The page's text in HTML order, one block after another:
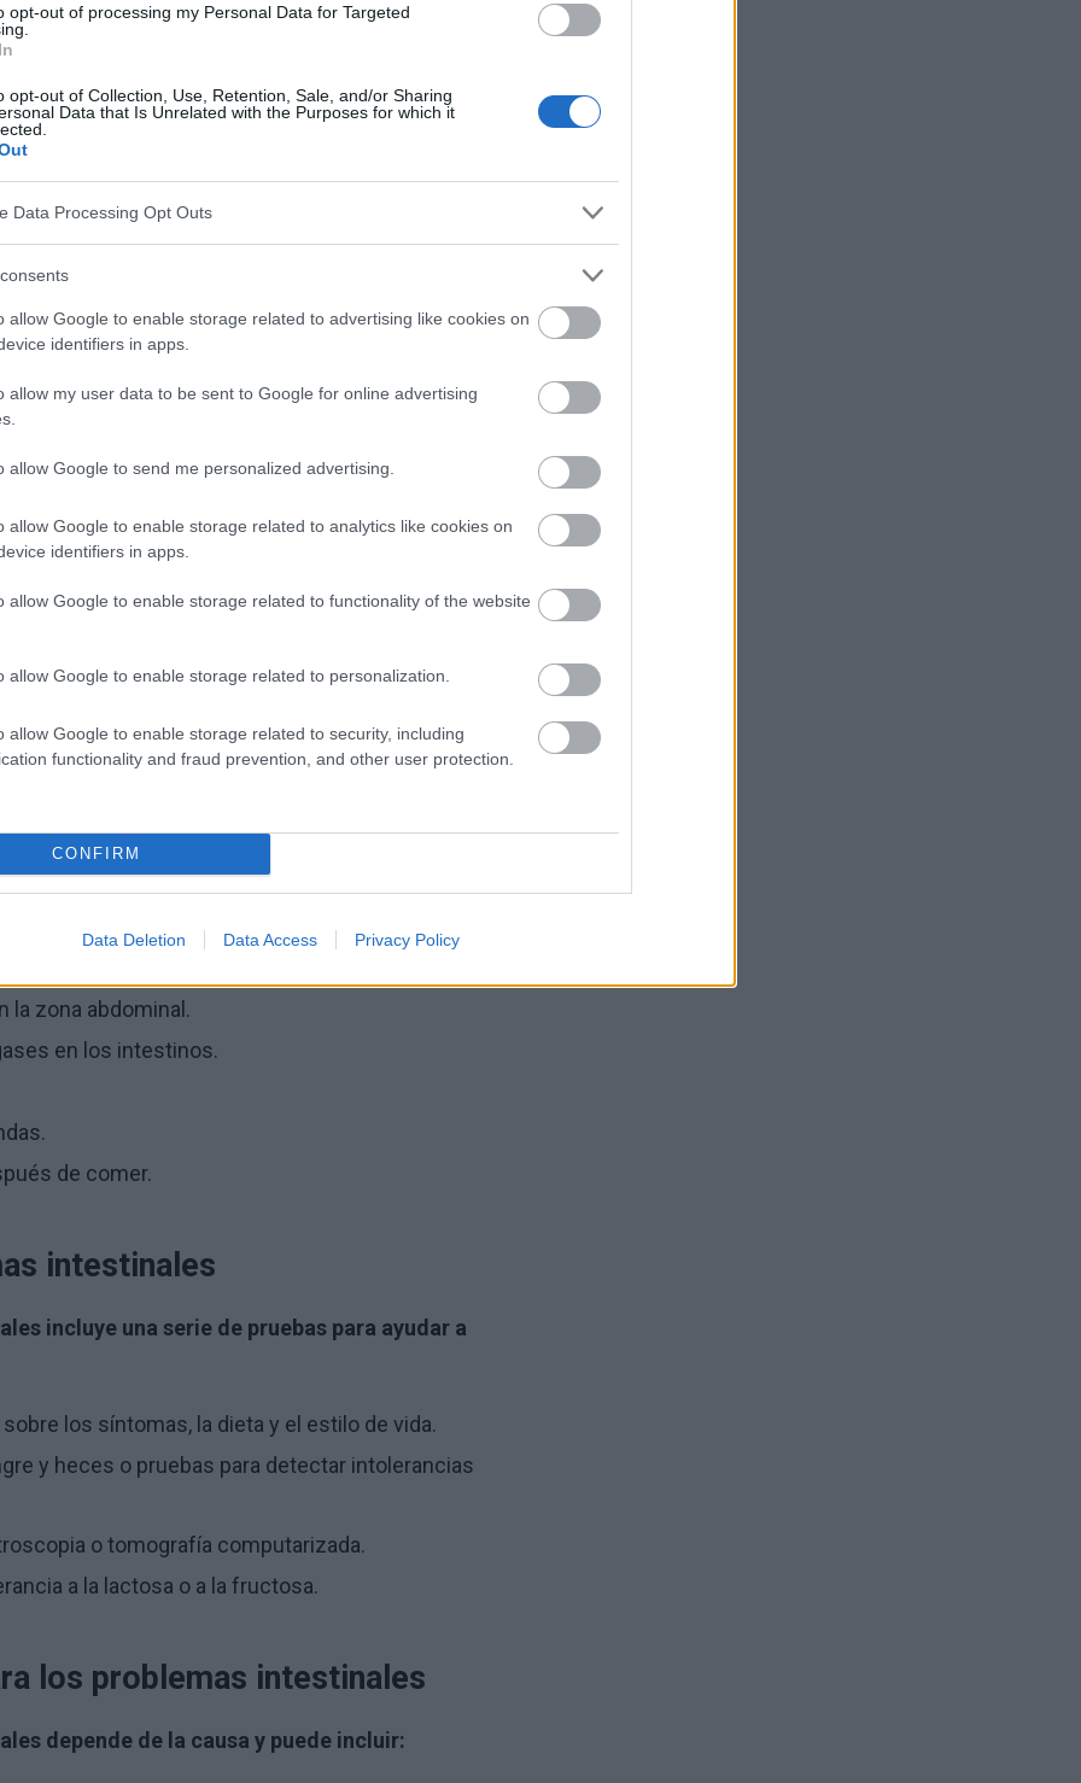
opt-out of processing my Personal Data for Targeted
opt-out of Collection, Use, Retention, Sale, and/or Sharing
Data that Is Unrelated with the Purposes for which it
Data Processing Opt Outs
allow Google to enable storage related to advertising like cookies on
identifiers in apps.
allow my user data to be sent to Google for online advertising
allow Google to send me personalized advertising.
allow Google to enable storage related to analytics like cookies on
identifiers in apps.
allow Google to enable storage related to functionality of the website
allow Google to enable storage related to personalization.
allow Google to enable storage related to security, including
functionality and fraud prevention, and other user protection.
CONFIRM
Data Deletion Data Access Privacy Policy
causas, entre ellas
a la función intestinal, provocando diversas
y rica en alimentos procesados puede contribuir
bacterianas, víricas o parasitarias pueden provocar
Como la enfermedad de Crohn o la colitis
intestinales
pueden ser variados e incluir:
la zona abdominal.
en los intestinos.
de comer.
intestinales
incluye una serie de pruebas para ayudar a
los síntomas, la dieta y el estilo de vida.
y heces o pruebas para detectar intolerancias
o tomografía computarizada.
a la lactosa o a la fructosa.
los problemas intestinales
depende de la causa y puede incluir: